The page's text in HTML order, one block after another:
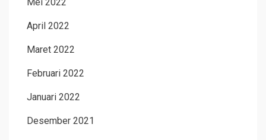
April 2022
Maret 2022
Februari 2022
Januari 2022
Desember 2021